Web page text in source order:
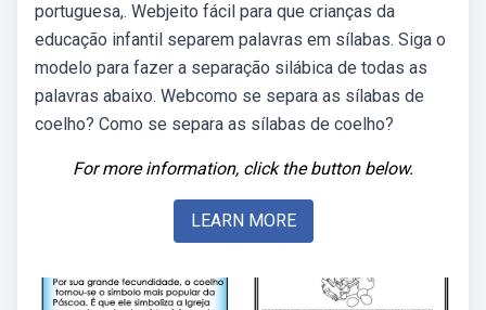
portuguesa,. Webjeito fácil para que crianças da
educação infantil separem palavras em sílabas. Siga o
modelo para fazer a separação silábica de todas as
palavras abaixo. Webcomo se separa as sílabas de
coelho? Como se separa as sílabas de coelho?
For more information, click the button below.
LEARN MORE